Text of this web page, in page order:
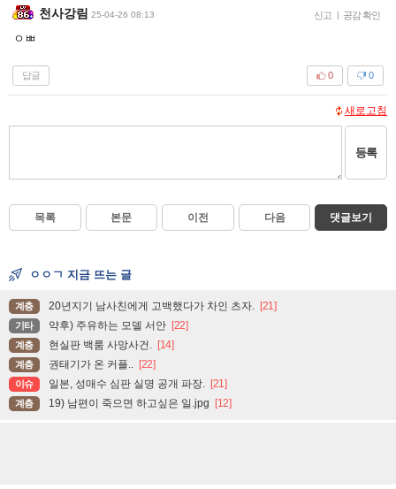
천사강림 25-04-26 08:13 신고 | 공감 확인
ㅇㅃ
답글 0
0
새로고침
등록
목록 본문 이전 다음 댓글보기
ㅇㅇㄱ 지금 뜨는 글
계층 20년지기 남사친에게 고백했다가 차인 츠자. [21]
기타 약후) 주유하는 모델 서안 [22]
계층 현실판 백룸 사망사건. [14]
계층 권태기가 온 커플.. [22]
이슈 일본, 성매수 심판 실명 공개 파장. [21]
계층 19) 남편이 죽으면 하고싶은 일.jpg [12]